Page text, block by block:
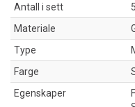
Antall i sett
Materiale
Type
Farge
Egenskaper